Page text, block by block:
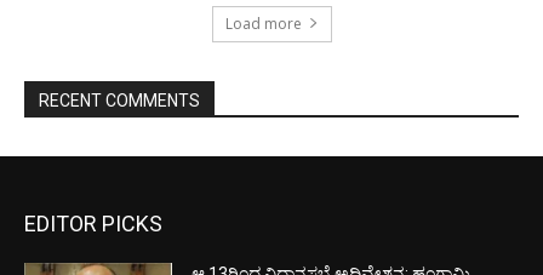
Load more
RECENT COMMENTS
EDITOR PICKS